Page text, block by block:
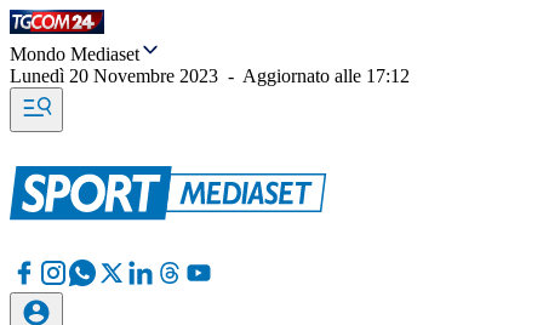
Mondo Mediaset
Lunedì 20 Novembre 2023 - Aggiornato alle 17:12